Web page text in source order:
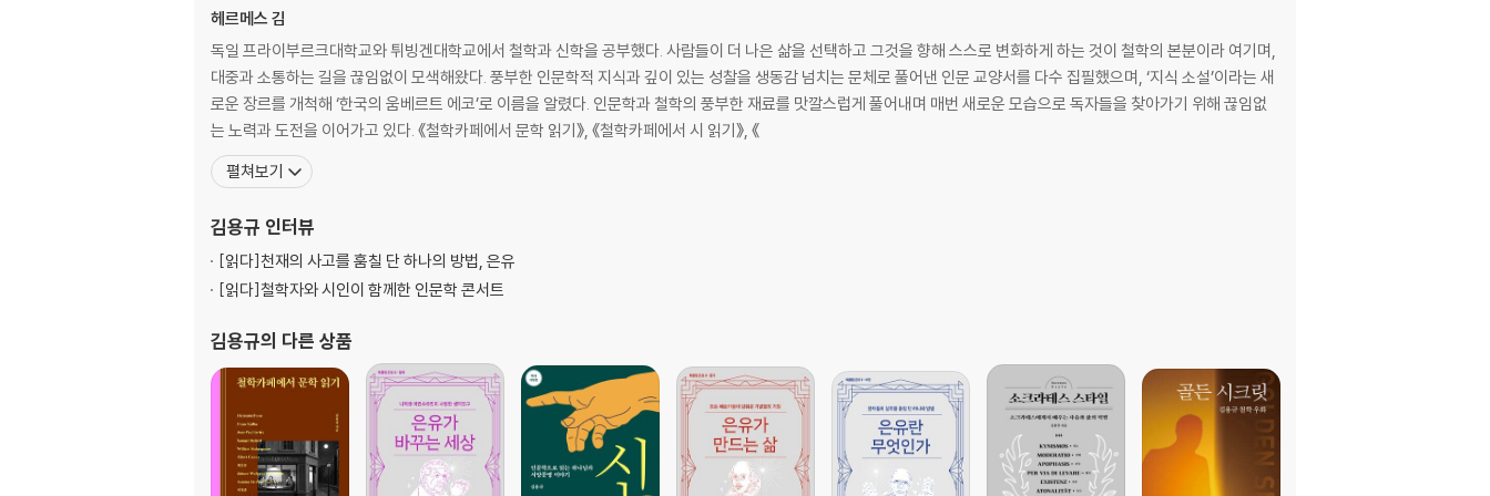
참을 수 없는 일상과의 결별
사르트르의 《구토》 - ‘일상’에 대하여
텅 빈 무대의 대본 없는 배우, 인간
사뮈엘 베케트의 《고도를 기다리며》 - ‘권태’의 의미
나는 반항한다. 고로 존재한다
그 섬은 어디에 있을까?
최인훈의 《광장》- ‘유토피아’에 대하여
당신들의 유토피아, 우리들의 디스토피아
이청준의 《당신들의 천국》- ‘디스토피아’에 대하여
불행해질 권리를 요구합니다
올더스 헉슬리의 《멋진 신세계》- ‘인간공학’에 관하여
헤르메스 김
독일 프라이부르크대학교와 튀빙겐대학교에서 철학과 신학을 공부했다. 사람들이 더 나은 삶을 선택하고 그것을 향해 스스로 변화하게 하는 것이 철학의 본분이라 여기며,
대중과 소통하는 길을 끊임없이 모색해왔다. 풍부한 인문학적 지식과 깊이 있는 성찰을 생동감 넘치는 문체로 풀어낸 인문 교양서를 다수 집필했으며, ‘지식 소설’이라는 새
로운 장르를 개척해 ‘한국의 움베르트 에코’로 이름을 알렸다. 인문학과 철학의 풍부한 재료를 맛깔스럽게 풀어내며 매번 새로운 모습으로 독자들을 찾아가기 위해 끊임없
는 노력과 도전을 이어가고 있다. 《철학카페에서 문학 읽기》, 《철학카페에서 시 읽기》, 《
펼쳐보기
김용규 인터뷰
[읽다]천재의 사고를 훔칠 단 하나의 방법, 은유
[읽다]철학자와 시인이 함께한 인문학 콘서트
김용규의 다른 상품